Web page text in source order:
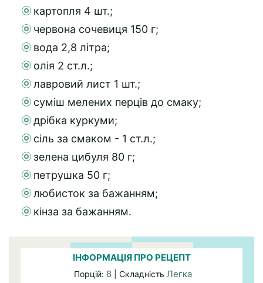
картопля 4 шт.;
червона сочевиця 150 г;
вода 2,8 літра;
олія 2 ст.л.;
лавровий лист 1 шт.;
суміш мелених перців до смаку;
дрібка куркуми;
сіль за смаком - 1 ст.л.;
зелена цибуля 80 г;
петрушка 50 г;
любисток за бажанням;
кінза за бажанням.
ІНФОРМАЦІЯ ПРО РЕЦЕПТ
Порцій: 8 | Складність Легка